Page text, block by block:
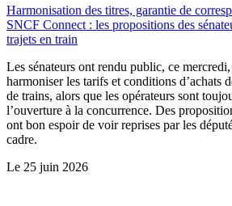
Harmonisation des titres, garantie de
SNCF Connect : les propositions des
trajets en train
Les sénateurs ont rendu public, ce
harmoniser les tarifs et conditions d’achats
de trains, alors que les opérateurs sont
l’ouverture à la concurrence. Des
ont bon espoir de voir reprises par les
cadre.
Le 25 juin 2026